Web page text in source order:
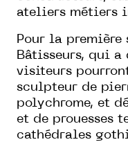
ateliers métiers
Pour la première
Bâtisseurs, qui a
visiteurs
sculpteur de
polychrome, et
et de prouesses
cathédrales